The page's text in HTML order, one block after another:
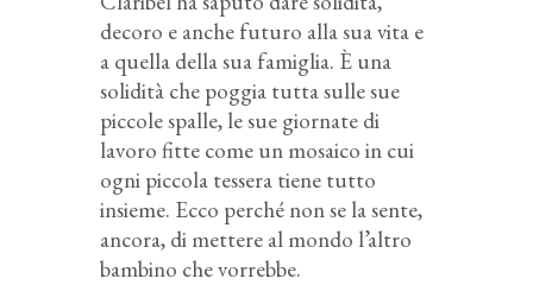
decoro e anche futuro alla sua vita e
a quella della sua famiglia. È una
solidità che poggia tutta sulle sue
piccole spalle, le sue giornate di
lavoro fitte come un mosaico in cui
ogni piccola tessera tiene tutto
insieme. Ecco perché non se la sente,
ancora, di mettere al mondo l’altro
bambino che vorrebbe.